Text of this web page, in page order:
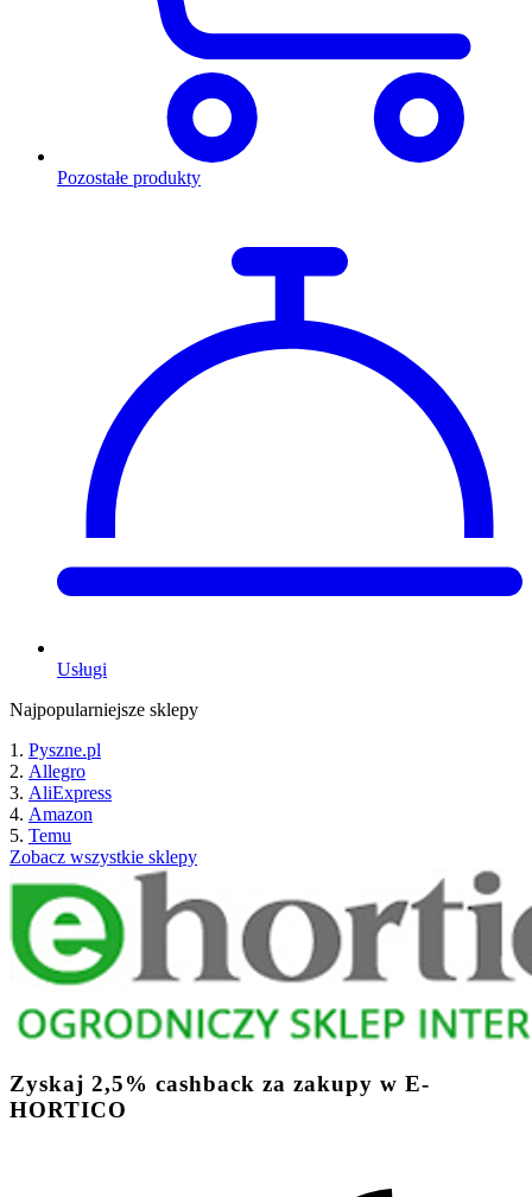
Pozostałe produkty
Usługi
Najpopularniejsze sklepy
Pyszne.pl
Allegro
AliExpress
Amazon
Temu
Zobacz wszystkie sklepy
Zyskaj 2,5% cashback za zakupy w E-
HORTICO